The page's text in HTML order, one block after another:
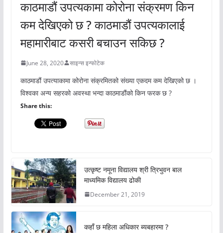
काठमाडौं उपत्यकामा कोरोना संक्रमण किन
कम देखिएको छ ? काठमाडौं उपत्यकालाई
महामारीबाट कसरी बचाउन सकिछ ?
June 28, 2020 साइन्स इन्फोटेक
काठमाडौं उपत्याकामा कोरोना संक्रमितको संख्या एकदम कम देखिएको छ ।
विश्वका अन्य सहरको अवस्था भन्दा काठमाडौंको किन फरक छ ?
Share this:
उत्कृष्ट नमूना विद्यालय श्री त्रिभुवन बाल
माध्यमिक विद्यालय ढोकी
December 21, 2019
कहाँ छ महिला अधिकार ब्यबहारमा ?